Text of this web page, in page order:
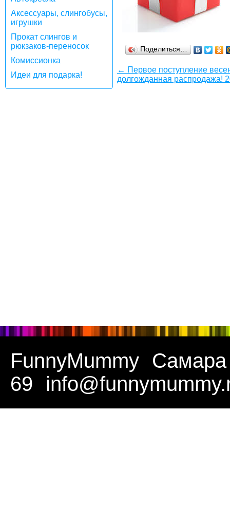
Аксессуары, слингобусы,
игрушки
Прокат слингов и
рюкзаков-переносок
Комиссионка
Идеи для подарка!
Поделиться…
← Первое поступление
долгожданная распродажа!
FunnyMummy
Самара
69